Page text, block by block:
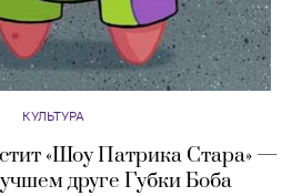
КУЛЬТУРА
«Шоу Патрика Стара» —
друге Губки Боба